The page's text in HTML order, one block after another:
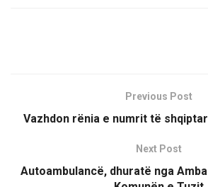
Previous Post
Vazhdon rënia e numrit të
Next Post
Autoambulancë, dhuratë nga